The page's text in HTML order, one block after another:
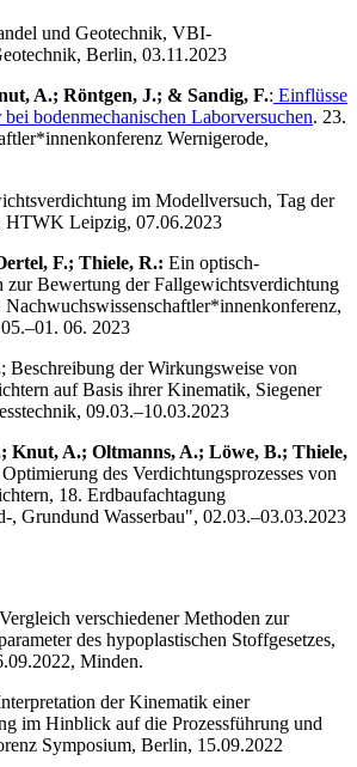
und Geotechnik, VBI-
Berlin, 03.11.2023
A.; Röntgen, J.; & Sandig, F.: Einflüsse
bodenmechanischen Laborversuchen. 23.
Wernigerode,
im Modellversuch, Tag der
HTWK Leipzig, 07.06.2023
F.; Thiele, R.: Ein optisch-
zur Bewertung der Fallgewichtsverdichtung
06. 2023
; Beschreibung der Wirkungsweise von
auf Basis ihrer Kinematik, Siegener
09.03.–10.03.2023
Knut, A.; Oltmanns, A.; Löwe, B.; Thiele,
des Verdichtungsprozesses von
18. Erdbaufachtagung
, Grundund Wasserbau", 02.03.–03.03.2023
Vergleich verschiedener Methoden zur
des hypoplastischen Stoffgesetzes,
Minden.
der Kinematik einer
im Hinblick auf die Prozessführung und
Symposium, Berlin, 15.09.2022